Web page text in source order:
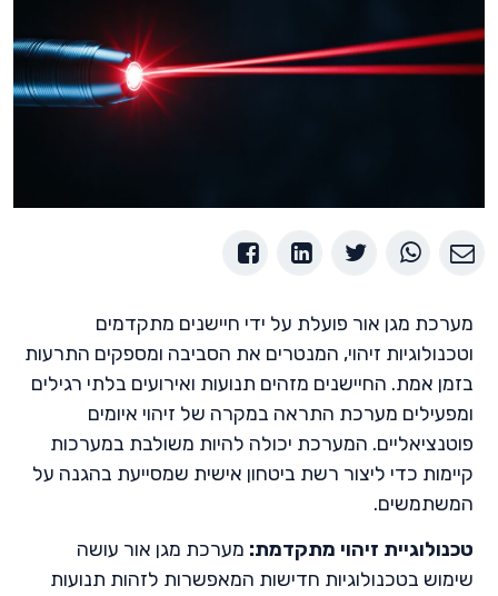
מערכת מגן אור פועלת על ידי חיישנים מתקדמים
וטכנולוגיות זיהוי, המנטרים את הסביבה ומספקים התרעות
בזמן אמת. החיישנים מזהים תנועות ואירועים בלתי רגילים
ומפעילים מערכת התראה במקרה של זיהוי איומים
פוטנציאליים. המערכת יכולה להיות משולבת במערכות
קיימות כדי ליצור רשת ביטחון אישית שמסייעת בהגנה על
המשתמשים.
טכנולוגיית זיהוי מתקדמת: מערכת מגן אור עושה
שימוש בטכנולוגיות חדישות המאפשרות לזהות תנועות